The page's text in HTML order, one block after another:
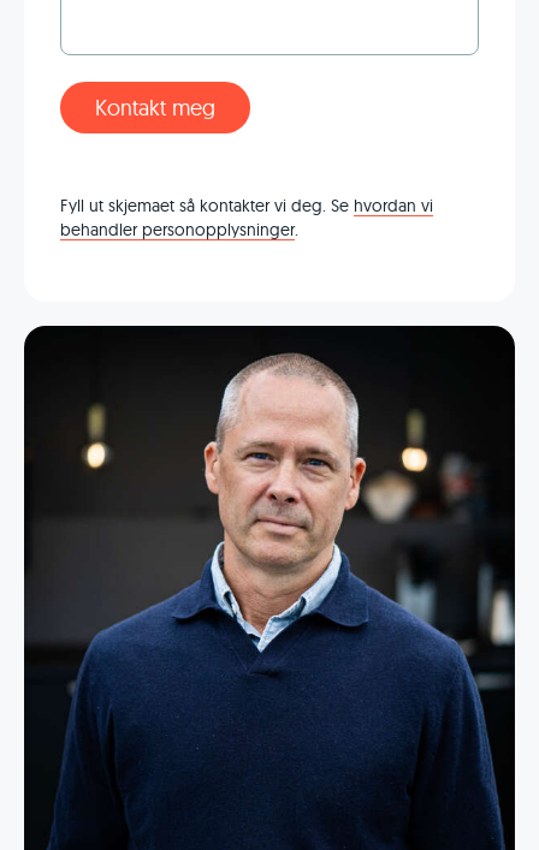
Kontakt meg
Fyll ut skjemaet så kontakter vi deg. Se hvordan vi
behandler personopplysninger.